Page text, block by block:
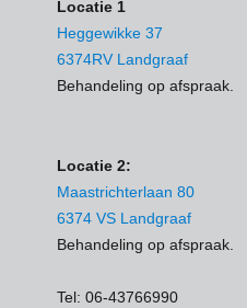
Locatie 1
Heggewikke 37
6374RV Landgraaf
Behandeling op afspraak.
Locatie 2:
Maastrichterlaan 80
6374 VS Landgraaf
Behandeling op afspraak.
Tel: 06-43766990